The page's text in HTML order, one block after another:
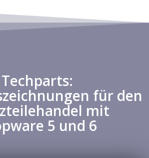
Techparts:
für den
mit
5 und 6